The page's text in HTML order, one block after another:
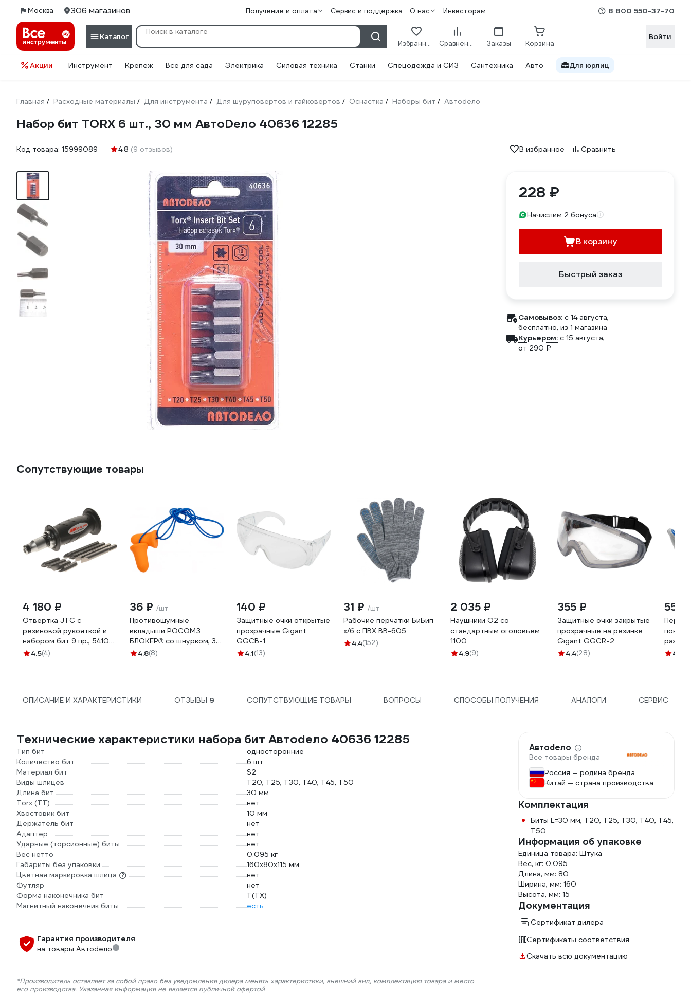
Москва 306 магазинов Получение и оплата Сервис и поддержка О нас Инвесторам 8 800 550-37-70
Каталог
Избранное Сравнение Заказы Корзина
Войти
Акции Инструмент Крепеж Всё для сада Электрика Силовая техника Станки Спецодежда и СИЗ Сантехника Авто Для юрлиц
Главная / Расходные материалы / Для инструмента / Для шуруповертов и гайковертов / Оснастка / Наборы бит / Автоdело
Набор бит TORX 6 шт., 30 мм АвтоDело 40636 12285
Код товара: 15999089 4.8 (9 отзывов) В избранное Сравнить
228 ₽
Начислим 2 бонуса
В корзину
Быстрый заказ
Самовывоз: c 14 августа,
бесплатно, из 1 магазина
Курьером: c 15 августа,
от 290 ₽
Сопутствующие товары
4 180 ₽
Отвертка JTC с
резиновой рукояткой и
набором бит 9 пр., 5410
932438
4.5(4)
36 ₽ /шт
Противошумные
вкладыши РОСОМЗ
БЛОКЕР® cо шнурком, 35
дБ, одноразовые 63715
4.8(8)
140 ₽
Защитные очки открытые
прозрачные Gigant
GGСB-1
4.1(13)
31 ₽ /шт
Рабочие перчатки БиБип
х/б с ПВХ BB-605
4.4(152)
2 035 ₽
Наушники О2 со
стандартным оголовьем
1100
4.9(9)
355 ₽
Защитные очки закрытые
прозрачные на резинке
Gigant GGСR-2
4.4(28)
550
размер
K104.3
ОПИСАНИЕ И ХАРАКТЕРИСТИКИ ОТЗЫВЫ 9 СОПУТСТВУЮЩИЕ ТОВАРЫ ВОПРОСЫ СПОСОБЫ ПОЛУЧЕНИЯ АНАЛОГИ СЕРВИС
Технические характеристики набора бит Автоdело 40636 12285
Тип бит
односторонние
Количество бит
6 шт
Материал бит
S2
Виды шлицев
Т20, Т25, Т30, Т40, Т45, Т50
Длина бит
30 мм
Torx (TT)
нет
Хвостовик бит
10 мм
Держатель бит
нет
Адаптер
нет
Ударные (торсионные) биты
нет
Вес нетто
0.095 кг
Габариты без упаковки
160х80х115 мм
Цветная маркировка шлица
нет
Футляр
нет
Форма наконечника бит
T(TX)
Магнитный наконечник биты
есть
Гарантия производителя
на товары Автоdело
*Производитель оставляет за собой право без уведомления дилера менять характеристики, внешний вид, комплектацию товара и место
его производства. Указанная информация не является публичной офертой
Автоdело
Все товары бренда
Россия — родина бренда
Китай — страна производства
Комплектация
Биты L=30 мм, Т20, Т25, Т30, Т40, Т45,
Т50
Информация об упаковке
Единица товара: Штука
Вес, кг: 0.095
Длина, мм: 80
Ширина, мм: 160
Высота, мм: 15
Документация
Сертификат дилера
Сертификаты соответствия
Скачать всю документацию